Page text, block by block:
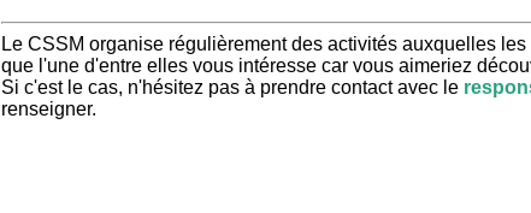
Le CSSM organise régulièrement des activités auxquelles
que l'une d'entre elles vous intéresse car vous aimeriez
Si c'est le cas, n'hésitez pas à prendre contact avec le
renseigner.